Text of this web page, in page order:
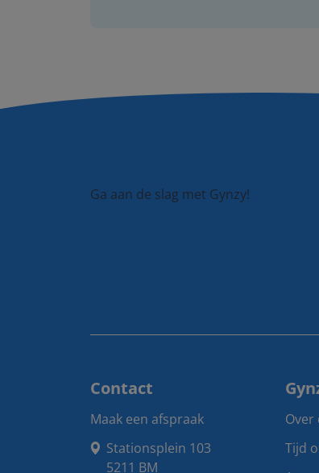
Ga aan de slag met Gynzy!
Contact
Maak een afspraak
Stationsplein 103
5211 BM
Over
Tijd